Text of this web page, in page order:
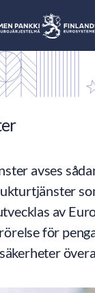
avses
av
för